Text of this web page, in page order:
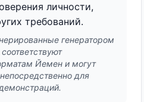
личности,
требований.
генератором
Йемен и могут
для